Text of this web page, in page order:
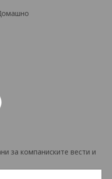
за компаниските вести и